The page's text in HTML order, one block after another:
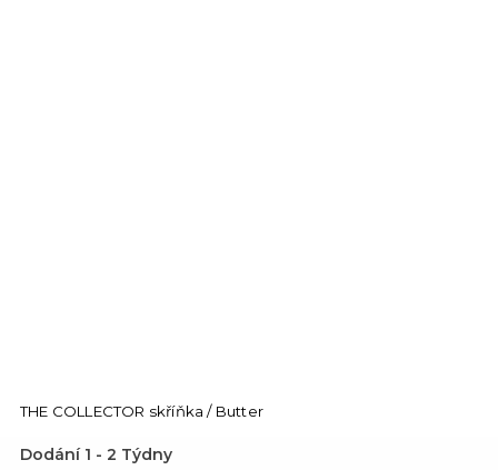
THE COLLECTOR skříňka / Butter
Dodání 1 - 2 Týdny